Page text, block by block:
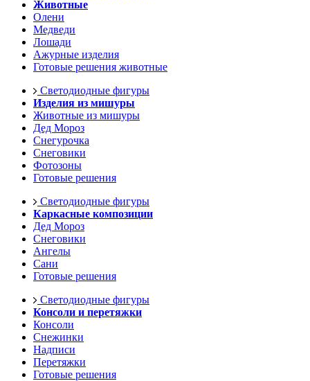
Животные
Олени
Медведи
Лошади
Ажурные изделия
Готовые решения животные
Светодиодные фигуры
Изделия из мишуры
Животные из мишуры
Дед Мороз
Снегурочка
Снеговики
Фотозоны
Готовые решения
Светодиодные фигуры
Каркасные композиции
Дед Мороз
Снеговики
Ангелы
Сани
Готовые решения
Светодиодные фигуры
Консоли и перетяжки
Консоли
Снежинки
Надписи
Перетяжки
Готовые решения